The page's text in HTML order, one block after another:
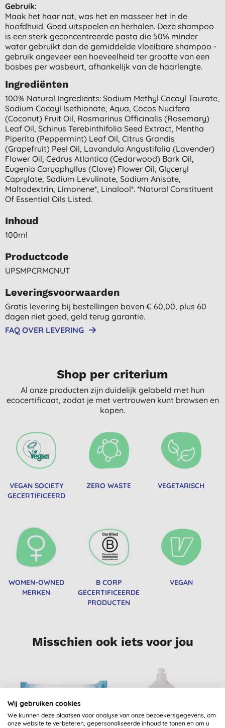
Gebruik:
Maak het haar nat, was het en masseer het in de
hoofdhuid. Goed uitspoelen en herhalen. Deze shampoo
is een sterk geconcentreerde pasta die 50% minder
water gebruikt dan de gemiddelde vloeibare shampoo -
gebruik ongeveer een hoeveelheid ter grootte van een
bosbes per wasbeurt, afhankelijk van de haarlengte.
Ingrediënten
100% Natural Ingredients: Sodium Methyl Cocoyl Taurate,
Sodium Cocoyl Isethionate, Aqua, Cocos Nucifera
(coconut) Fruit Oil, Rosmarinus Officinalis (rosemary)
Leaf Oil, Schinus Terebinthifolia Seed Extract, Mentha
Piperita (peppermint) Leaf Oil, Citrus Grandis
(grapefruit) Peel Oil, Lavandula Angustifolia (lavender)
Flower Oil, Cedrus Atlantica (cedarwood) Bark Oil,
Eugenia Caryophyllus (clove) Flower Oil, Glyceryl
Caprylate, Sodium Levulinate, Sodium Anisate,
Maltodextrin, Limonene*, Linalool*. *natural Constituent
Of Essential Oils Listed.
Inhoud
100ml
Productcode
UPSMPCRMCNUT
Leveringsvoorwaarden
Gratis levering bij bestellingen boven € 60,00, plus 60
dagen niet goed, geld terug garantie.
FAQ OVER LEVERING
Shop per criterium
Al onze producten zijn duidelijk gelabeld met hun
ecocertificaat, zodat je met vertrouwen kunt browsen en
kopen.
VEGAN SOCIETY
GECERTIFICEERD
ZERO WASTE VEGETARISCH
WOMEN-OWNED
MERKEN
B CORP
GECERTIFICEERDE
PRODUCTEN
VEGAN
Misschien ook iets voor jou
Wij gebruiken cookies
We kunnen deze plaatsen voor analyse van onze bezoekersgegevens, om
onze website te verbeteren, gepersonaliseerde inhoud te tonen en om u